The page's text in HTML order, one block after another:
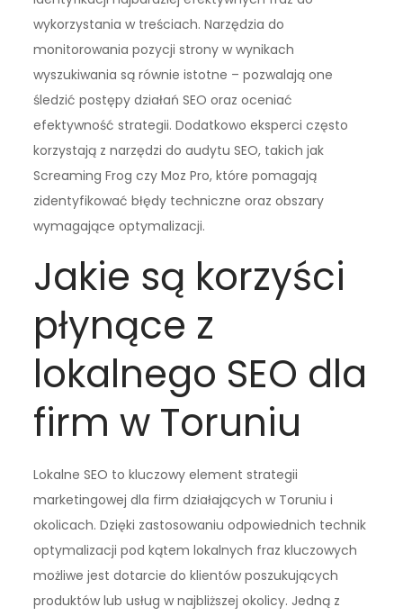
wykorzystania w treściach. Narzędzia do
monitorowania pozycji strony w wynikach
wyszukiwania są równie istotne – pozwalają one
śledzić postępy działań SEO oraz oceniać
efektywność strategii. Dodatkowo eksperci często
korzystają z narzędzi do audytu SEO, takich jak
Screaming Frog czy Moz Pro, które pomagają
zidentyfikować błędy techniczne oraz obszary
wymagające optymalizacji.
Jakie są korzyści
płynące z
lokalnego SEO dla
firm w Toruniu
Lokalne SEO to kluczowy element strategii
marketingowej dla firm działających w Toruniu i
okolicach. Dzięki zastosowaniu odpowiednich technik
optymalizacji pod kątem lokalnych fraz kluczowych
możliwe jest dotarcie do klientów poszukujących
produktów lub usług w najbliższej okolicy. Jedną z